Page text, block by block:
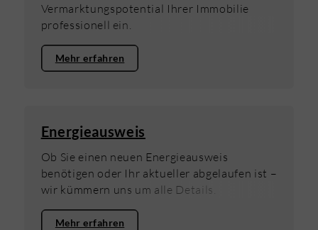
Vermarktungspotential Ihrer Immobilie
professionell ein.
Mehr erfahren
Energieausweis
Ob Sie einen neuen Energieausweis
benötigen oder Ihr aktueller abgelaufen ist –
wir kümmern uns um alle Details.
Mehr erfahren